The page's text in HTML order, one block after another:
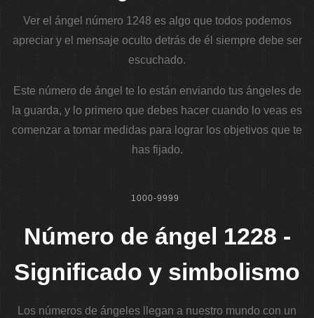
Ver el ángel número 1248 es algo que todos podemos
apreciar y el mensaje oculto detrás de él siempre debe ser
escuchado.
Este número de ángel te lo están enviando tus ángeles de
la guarda, y lo primero que debes hacer cuando lo veas es
comenzar a tomar medidas para lograr los objetivos que te
has fijado.
1000-9999
Número de ángel 1228 -
Significado y simbolismo
Los números de ángeles llegan a nuestro mundo con un